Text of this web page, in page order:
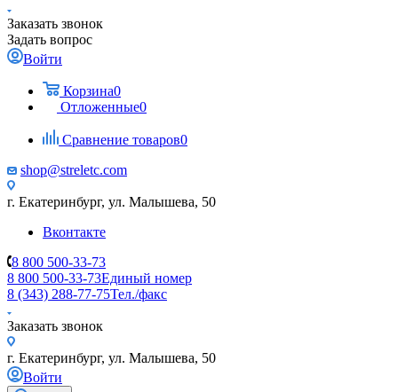
Заказать звонок
Задать вопрос
Войти
Корзина0
Отложенные0
Сравнение товаров0
shop@streletc.com
г. Екатеринбург, ул. Малышева, 50
Вконтакте
8 800 500-33-73
8 800 500-33-73Единый номер
8 (343) 288-77-75Тел./факс
Заказать звонок
г. Екатеринбург, ул. Малышева, 50
Войти